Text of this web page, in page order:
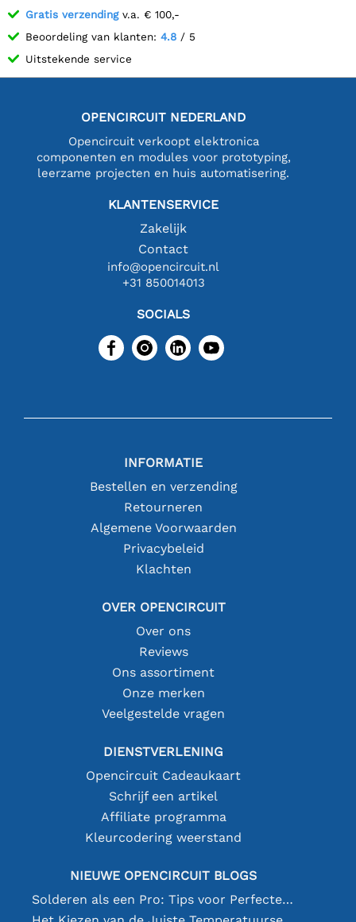
Gratis verzendingv.a. € 100,-
Beoordeling van klanten: 4.8 / 5
Uitstekende service
OPENCIRCUIT NEDERLAND
Opencircuit verkoopt elektronica
componenten en modules voor prototyping,
leerzame projecten en huis automatisering.
KLANTENSERVICE
Zakelijk
Contact
info@opencircuit.nl
+31 850014013
SOCIALS
INFORMATIE
Bestellen en verzending
Retourneren
Algemene Voorwaarden
Privacybeleid
Klachten
OVER OPENCIRCUIT
Over ons
Reviews
Ons assortiment
Onze merken
Veelgestelde vragen
DIENSTVERLENING
Opencircuit Cadeaukaart
Schrijf een artikel
Affiliate programma
Kleurcodering weerstand
NIEUWE OPENCIRCUIT BLOGS
Solderen als een Pro: Tips voor Perfecte Elektronische Verbindingen